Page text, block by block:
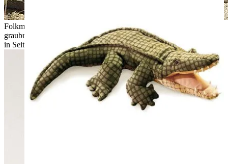
Folkmanis Handpuppe Baumwollschwanz-Kaninchen mit
graubraunem Fell, weißem Schwanz und aufgerichteten Ohren
in Seitenansicht